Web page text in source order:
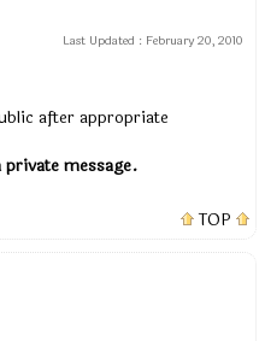
Last Updated : February 20, 2010
after appropriate
message.
TOP